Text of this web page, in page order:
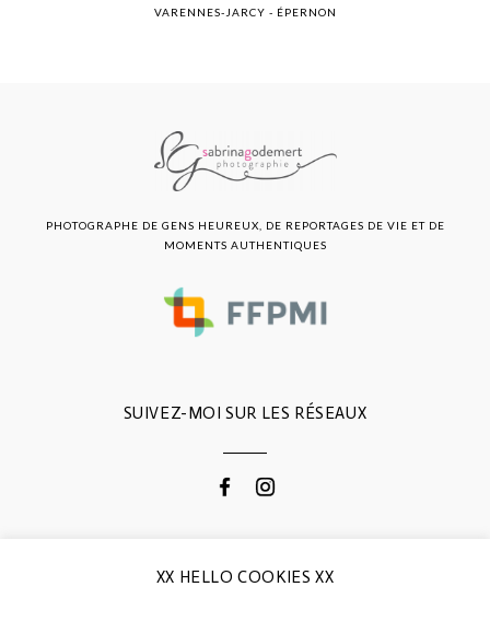
VARENNES-JARCY - ÉPERNON
SUIVEZ-MOI SUR LES RÉSEAUX
PHOTOGRAPHE DE GENS HEUREUX, DE REPORTAGES DE VIE ET DE
MOMENTS AUTHENTIQUES
CONTACTEZ-MOI
XX HELLO COOKIES XX